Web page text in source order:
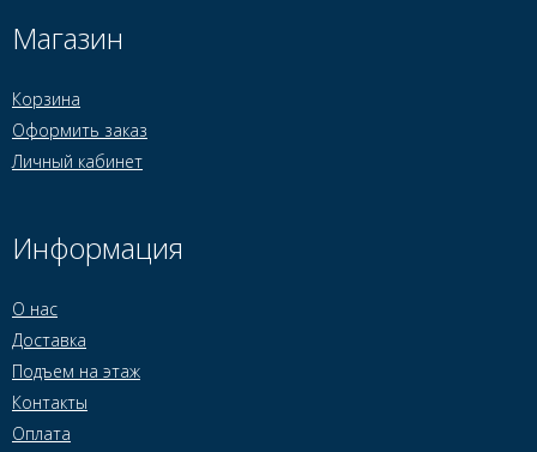
Магазин
Корзина
Оформить заказ
Личный кабинет
Информация
О нас
Доставка
Подъем на этаж
Контакты
Оплата